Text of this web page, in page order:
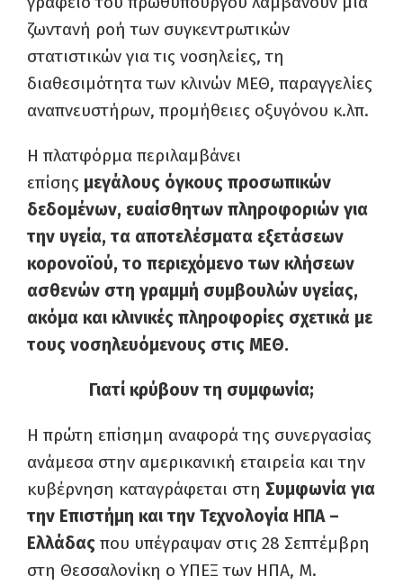
ζωντανή ροή των συγκεντρωτικών
στατιστικών για τις νοσηλείες, τη
διαθεσιμότητα των κλινών ΜΕΘ, παραγγελίες
αναπνευστήρων, προμήθειες οξυγόνου κ.λπ.
Η πλατφόρμα περιλαμβάνει
επίσης μεγάλους όγκους προσωπικών
δεδομένων, ευαίσθητων πληροφοριών για
την υγεία, τα αποτελέσματα εξετάσεων
κορονοϊού, το περιεχόμενο των κλήσεων
ασθενών στη γραμμή συμβουλών υγείας,
ακόμα και κλινικές πληροφορίες σχετικά με
τους νοσηλευόμενους στις ΜΕΘ.
Γιατί κρύβουν τη συμφωνία;
Η πρώτη επίσημη αναφορά της συνεργασίας
ανάμεσα στην αμερικανική εταιρεία και την
κυβέρνηση καταγράφεται στη Συμφωνία για
την Επιστήμη και την Τεχνολογία ΗΠΑ –
Ελλάδας που υπέγραψαν στις 28 Σεπτέμβρη
στη Θεσσαλονίκη ο ΥΠΕΞ των ΗΠΑ, Μ.